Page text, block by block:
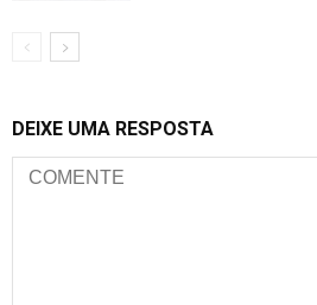
DEIXE UMA RESPOSTA